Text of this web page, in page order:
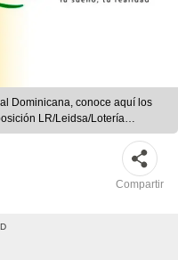
Dominicana, conoce aquí los
LR/Leidsa/Lotería
Compartir